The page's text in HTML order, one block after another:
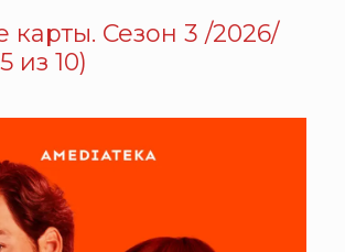
Сезон 3 /2026/
из 10)